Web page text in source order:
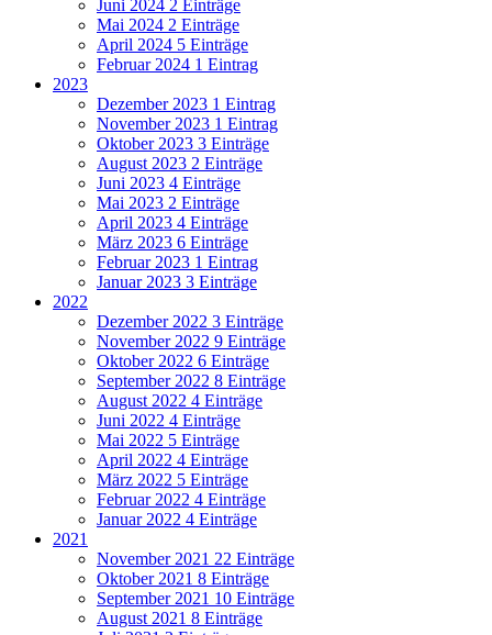
Juni 2024 2 Einträge
Mai 2024 2 Einträge
April 2024 5 Einträge
Februar 2024 1 Eintrag
2023
Dezember 2023 1 Eintrag
November 2023 1 Eintrag
Oktober 2023 3 Einträge
August 2023 2 Einträge
Juni 2023 4 Einträge
Mai 2023 2 Einträge
April 2023 4 Einträge
März 2023 6 Einträge
Februar 2023 1 Eintrag
Januar 2023 3 Einträge
2022
Dezember 2022 3 Einträge
November 2022 9 Einträge
Oktober 2022 6 Einträge
September 2022 8 Einträge
August 2022 4 Einträge
Juni 2022 4 Einträge
Mai 2022 5 Einträge
April 2022 4 Einträge
März 2022 5 Einträge
Februar 2022 4 Einträge
Januar 2022 4 Einträge
2021
November 2021 22 Einträge
Oktober 2021 8 Einträge
September 2021 10 Einträge
August 2021 8 Einträge